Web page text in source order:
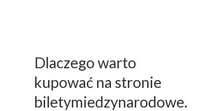
Dlaczego warto
kupować na stronie
biletymiedzynarodowe.